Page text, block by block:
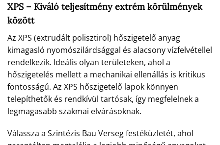
XPS – Kiváló teljesítmény extrém körülmények
között
Az XPS (extrudált polisztirol) hőszigetelő anyag
kimagasló nyomószilárdsággal és alacsony vízfelvétellel
rendelkezik. Ideális olyan területeken, ahol a
hőszigetelés mellett a mechanikai ellenállás is kritikus
fontosságú. Az XPS hőszigetelő lapok könnyen
telepíthetők és rendkívül tartósak, így megfelelnek a
legmagasabb szakmai elvárásoknak.
Válassza a Szintézis Bau Verseg festéküzletét, ahol